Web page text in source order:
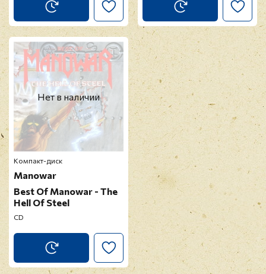
Нет в наличии
Компакт-диск
Manowar
Best Of Manowar - The
Hell Of Steel
CD